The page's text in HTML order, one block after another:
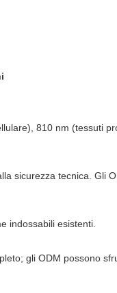
810 nm (tessuti
sicurezza tecnica. Gli
indossabili esistenti.
gli ODM possono